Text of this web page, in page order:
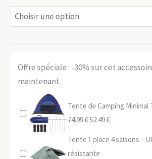
Offre spéciale : -30% sur cet
maintenant.
Tente de Camping Minimal
74.99€Le
initial
52.49€Le
Tente 1 place 4 saisons –
résistante